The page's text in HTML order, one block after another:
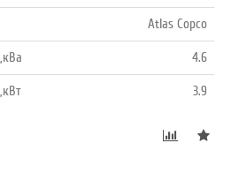
Atlas Copco
4.6
3.9